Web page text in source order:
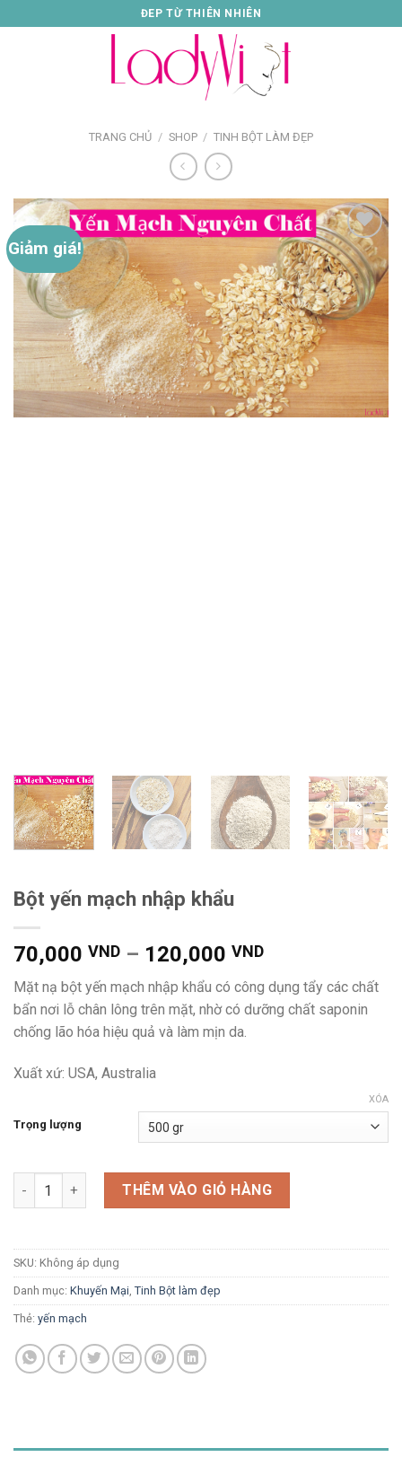
to
ĐEP TỪ THIÊN NHIÊN
TRANG CHỦ / SHOP / TINH BỘT LÀM ĐẸP
Giảm giá!
Thêm
vào
danh
sách
yêu
thích
Bột yến mạch nhập khẩu
70,000 VND – 120,000 VNDKhoảng
giá:
từ
70,000 VND
Mặt nạ bột yến mạch nhập khẩu có công dụng tẩy các chất
bẩn nơi lỗ chân lông trên mặt, nhờ có dưỡng chất saponin
chống lão hóa hiệu quả và làm mịn da.
Xuất xứ: USA, Australia
Trọng lượng
XÓA
Bột yến mạch nhập khẩu số lượng
THÊM VÀO GIỎ HÀNG
SKU: Không áp dụng
Danh mục: Khuyến Mại Tinh Bột làm đẹp
Thẻ: yến mạch